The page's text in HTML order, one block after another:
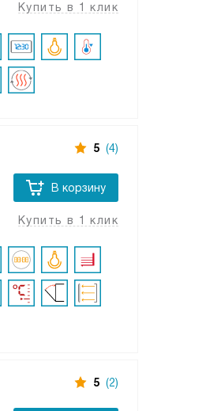
Купить в 1 клик
5 (4)
В корзину
Купить в 1 клик
5 (2)